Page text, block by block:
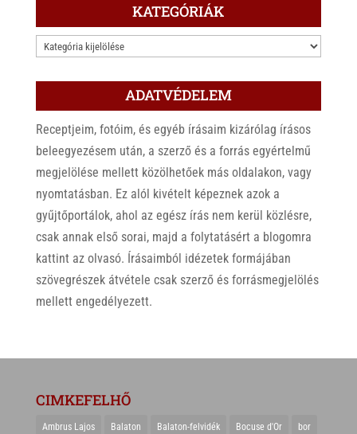
KATEGÓRIÁK
KATEGÓRIÁK
ADATVÉDELEM
Receptjeim, fotóim, és egyéb írásaim kizárólag írásos
beleegyezésem után, a szerző és a forrás egyértelmű
megjelölése mellett közölhetőek más oldalakon, vagy
nyomtatásban. Ez alól kivételt képeznek azok a
gyűjtőportálok, ahol az egész írás nem kerül közlésre,
csak annak első sorai, majd a folytatásért a blogomra
kattint az olvasó. Írásaimból idézetek formájában
szövegrészek átvétele csak szerző és forrásmegjelölés
mellett engedélyezett.
CIMKEFELHŐ
Ambrus Lajos Balaton Balaton-felvidék Bocuse d'Or bor